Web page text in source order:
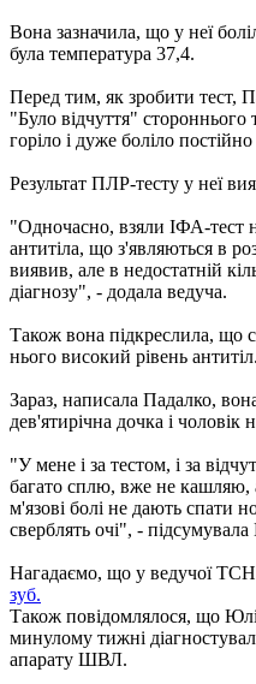
Вона зазначила, що у неї
була температура 37,4.
Перед тим, як зробити тест,
"Було відчуття"
горіло і дуже боліло
Результат ПЛР-тесту у неї
"Одночасно, взяли ІФА-тест
антитіла, що з'являються в
виявив, але в недостатній
діагнозу", - додала ведуча.
Також вона підкреслила, що
нього високий рівень антитіл.
Зараз, написала Падалко,
дев'ятирічна дочка і чоловік
"У мене і за тестом, і за
багато сплю, вже не
м'язові болі не дають спати
сверблять очі", -
Нагадаємо, що у ведучої ТСН
зуб.
Також повідомлялося, що
минулому тижні
апарату ШВЛ.